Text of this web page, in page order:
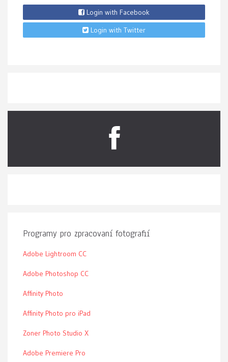
Login with Facebook
Login with Twitter
Programy pro zpracovaní fotografií
Adobe Lightroom CC
Adobe Photoshop CC
Affinity Photo
Affinity Photo pro iPad
Zoner Photo Studio X
Adobe Premiere Pro